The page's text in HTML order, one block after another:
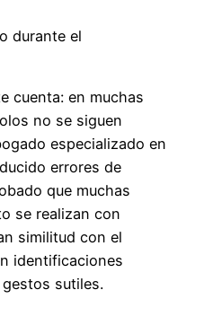
durante el
cuenta: en muchas
no se siguen
especializado en
errores de
que muchas
se realizan con
similitud con el
identificaciones
sutiles.